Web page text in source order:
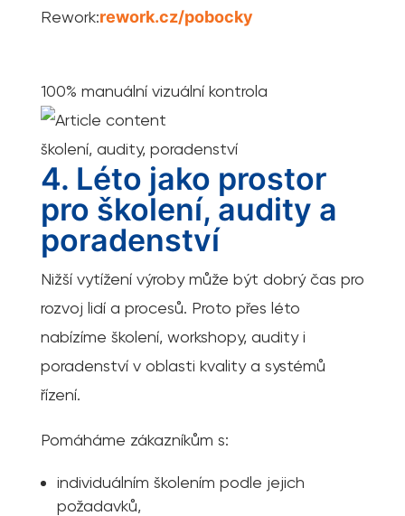
Rework:rework.cz/pobocky
100% manuální vizuální kontrola
školení, audity, poradenství
4. Léto jako prostor
pro školení, audity a
poradenství
Nižší vytížení výroby může být dobrý čas pro
rozvoj lidí a procesů. Proto přes léto
nabízíme školení, workshopy, audity i
poradenství v oblasti kvality a systémů
řízení.
Pomáháme zákazníkům s:
individuálním školením podle jejich
požadavků,